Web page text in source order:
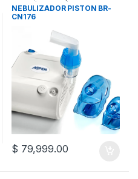
SALUD/BELLEZA/FITNESS
NEBULIZADORES,SALUD
NEBULIZADOR PISTON BR-
CN176
$ 79,999.00